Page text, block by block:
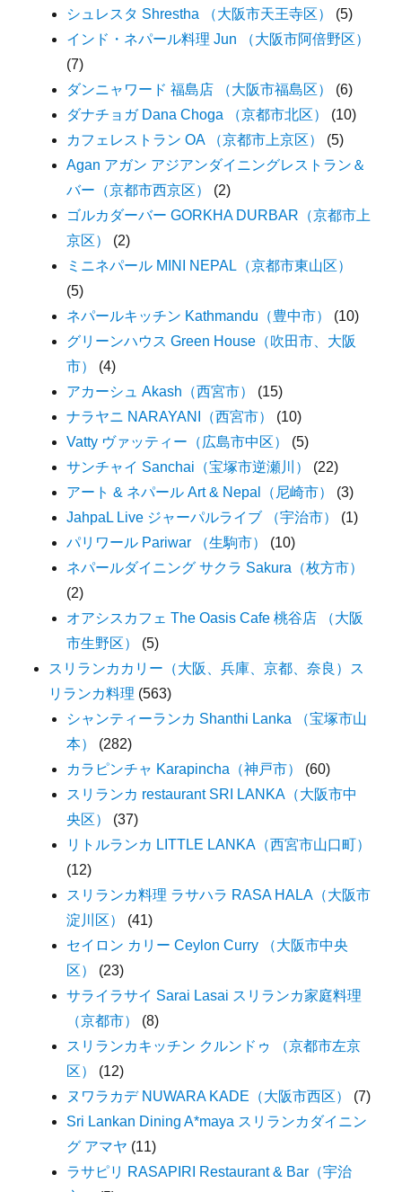
シュレスタ Shrestha （大阪市天王寺区）
(5)
インド・ネパール料理 Jun （大阪市阿倍野区）
(7)
ダンニャワード 福島店 （大阪市福島区）
(6)
ダナチョガ Dana Choga （京都市北区）
(10)
カフェレストラン OA （京都市上京区）
(5)
Agan アガン アジアンダイニングレストラン＆
バー（京都市西京区）
(2)
ゴルカダーバー GORKHA DURBAR（京都市上
京区）
(2)
ミニネパール MINI NEPAL（京都市東山区）
(5)
ネパールキッチン Kathmandu（豊中市）
(10)
グリーンハウス Green House（吹田市、大阪
市）
(4)
アカーシュ Akash（西宮市）
(15)
ナラヤニ NARAYANI（西宮市）
(10)
Vatty ヴァッティー（広島市中区）
(5)
サンチャイ Sanchai（宝塚市逆瀬川）
(22)
アート & ネパール Art & Nepal（尼崎市）
(3)
JahpaL Live ジャーパルライブ （宇治市）
(1)
パリワール Pariwar （生駒市）
(10)
ネパールダイニング サクラ Sakura（枚方市）
(2)
オアシスカフェ The Oasis Cafe 桃谷店 （大阪
市生野区）
(5)
スリランカカリー（大阪、兵庫、京都、奈良）ス
リランカ料理 (563)
シャンティーランカ Shanthi Lanka （宝塚市山
本）
(282)
カラピンチャ Karapincha（神戸市）
(60)
スリランカ restaurant SRI LANKA（大阪市中
央区）
(37)
リトルランカ LITTLE LANKA（西宮市山口町）
(12)
スリランカ料理 ラサハラ RASA HALA（大阪市
淀川区）
(41)
セイロン カリー Ceylon Curry （大阪市中央
区）
(23)
サライラサイ Sarai Lasai スリランカ家庭料理
（京都市）
(8)
スリランカキッチン クルンドゥ （京都市左京
区）
(12)
ヌワラカデ NUWARA KADE（大阪市西区）
(7)
Sri Lankan Dining A*maya スリランカダイニン
グ アマヤ (11)
ラサピリ RASAPIRI Restaurant & Bar（宇治